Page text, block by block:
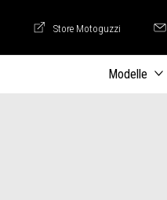
Store Motoguzzi
Store Motoguzzi
Modelle